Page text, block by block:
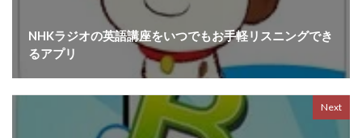
NHKラジオの英語講座をいつでもお手軽リスニングでき
るアプリ
Next